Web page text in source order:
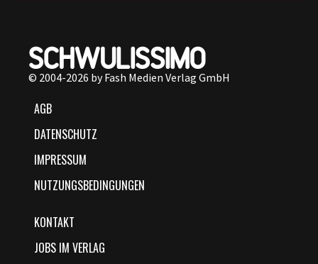
© 2004-2026 by Fash Medien Verlag GmbH
AGB
DATENSCHUTZ
IMPRESSUM
NUTZUNGSBEDINGUNGEN
KONTAKT
JOBS IM VERLAG